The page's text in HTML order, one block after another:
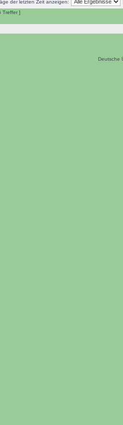
der letzten Zeit anzeigen:
Treffer ]
Deutsche